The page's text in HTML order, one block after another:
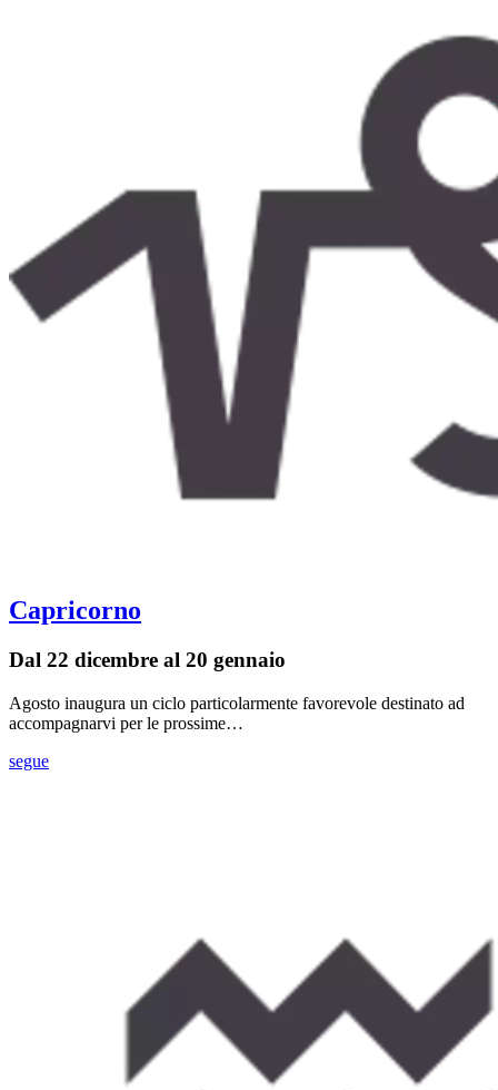
Capricorno
Dal 22 dicembre al 20 gennaio
Agosto inaugura un ciclo particolarmente favorevole destinato ad
accompagnarvi per le prossime…
segue